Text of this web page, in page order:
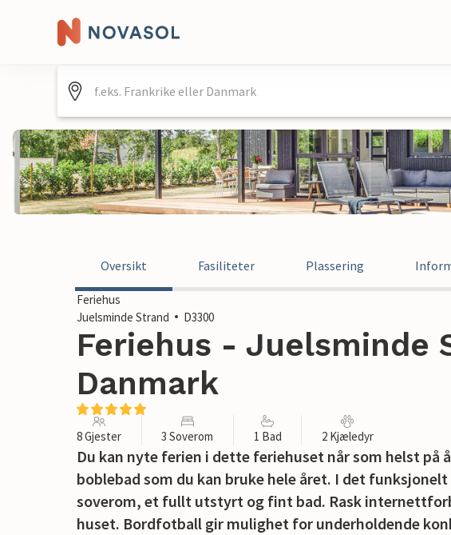
Oversikt Fasiliteter Plassering
Feriehus
Juelsminde Strand
D3300
Feriehus - Juelsminde
Danmark
8 Gjester 3 Soverom 1 Bad 2 Kjæledyr
Du kan nyte ferien i dette feriehuset når som helst på
boblebad som du kan bruke hele året. I det
soverom, et fullt utstyrt og fint bad. Rask
huset. Bordfotball gir mulighet for underholdende